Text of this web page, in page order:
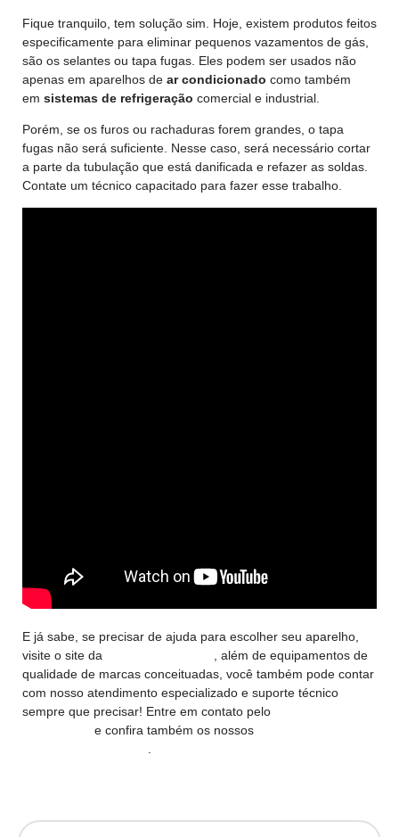
Fique tranquilo, tem solução sim. Hoje, existem produtos feitos
especificamente para eliminar pequenos vazamentos de gás,
são os selantes ou tapa fugas. Eles podem ser usados não
apenas em aparelhos de ar condicionado como também
em sistemas de refrigeração comercial e industrial.
Porém, se os furos ou rachaduras forem grandes, o tapa
fugas não será suficiente. Nesse caso, será necessário cortar
a parte da tubulação que está danificada e refazer as soldas.
Contate um técnico capacitado para fazer esse trabalho.
E já sabe, se precisar de ajuda para escolher seu aparelho,
visite o site da
, além de equipamentos de
qualidade de marcas conceituadas, você também pode contar
com nosso atendimento especializado e suporte técnico
sempre que precisar! Entre em contato pelo
e confira também os nossos